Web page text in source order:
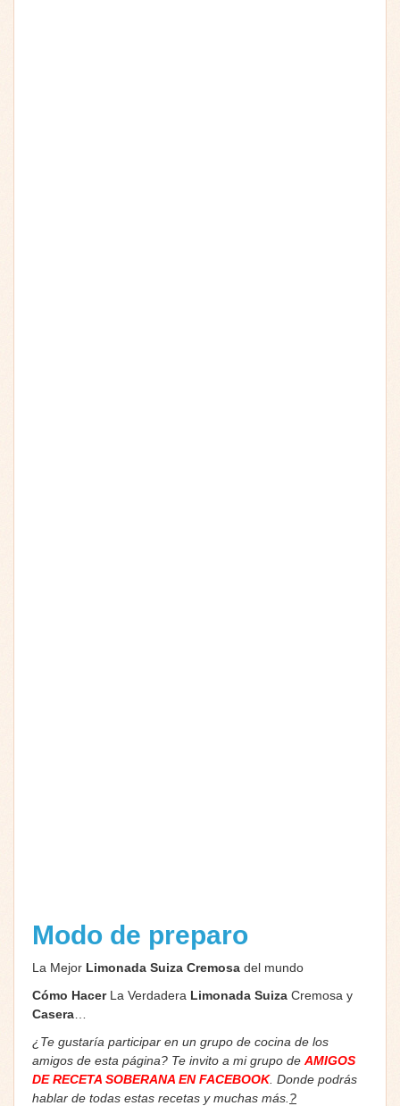
Modo de preparo
La Mejor Limonada Suiza Cremosa del mundo
Cómo HacerLa Verdadera Limonada Suiza Cremosa y
Casera
¿Te gustaría participar en un grupo de cocina de los
amigos de esta página? Te invito a mi grupo de AMIGOS
DE RECETA SOBERANA EN FACEBOOK. Donde podrás
hablar de todas estas recetas y muchas más. ?